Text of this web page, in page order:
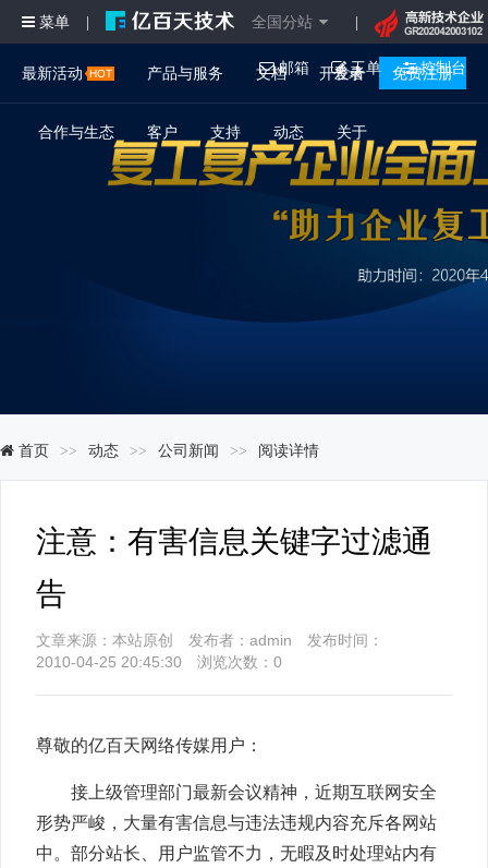
最新活动 产品与服务 文档 开发者
合作与生态 客户 支持 动态 关于
登录 免费注册
菜单 全国分站
邮箱 工单 控制台
首页 动态 公司新闻 阅读详情
注意：有害信息关键字过滤通
告
文章来源：本站原创 发布者：admin 发布时间：
2010-04-25 20:45:30 浏览次数： 0
尊敬的亿百天网络传媒用户：
接上级管理部门最新会议精神，近期互联网安全
形势严峻，大量有害信息与违法违规内容充斥各网站
中。部分站长、用户监管不力，无暇及时处理站内有